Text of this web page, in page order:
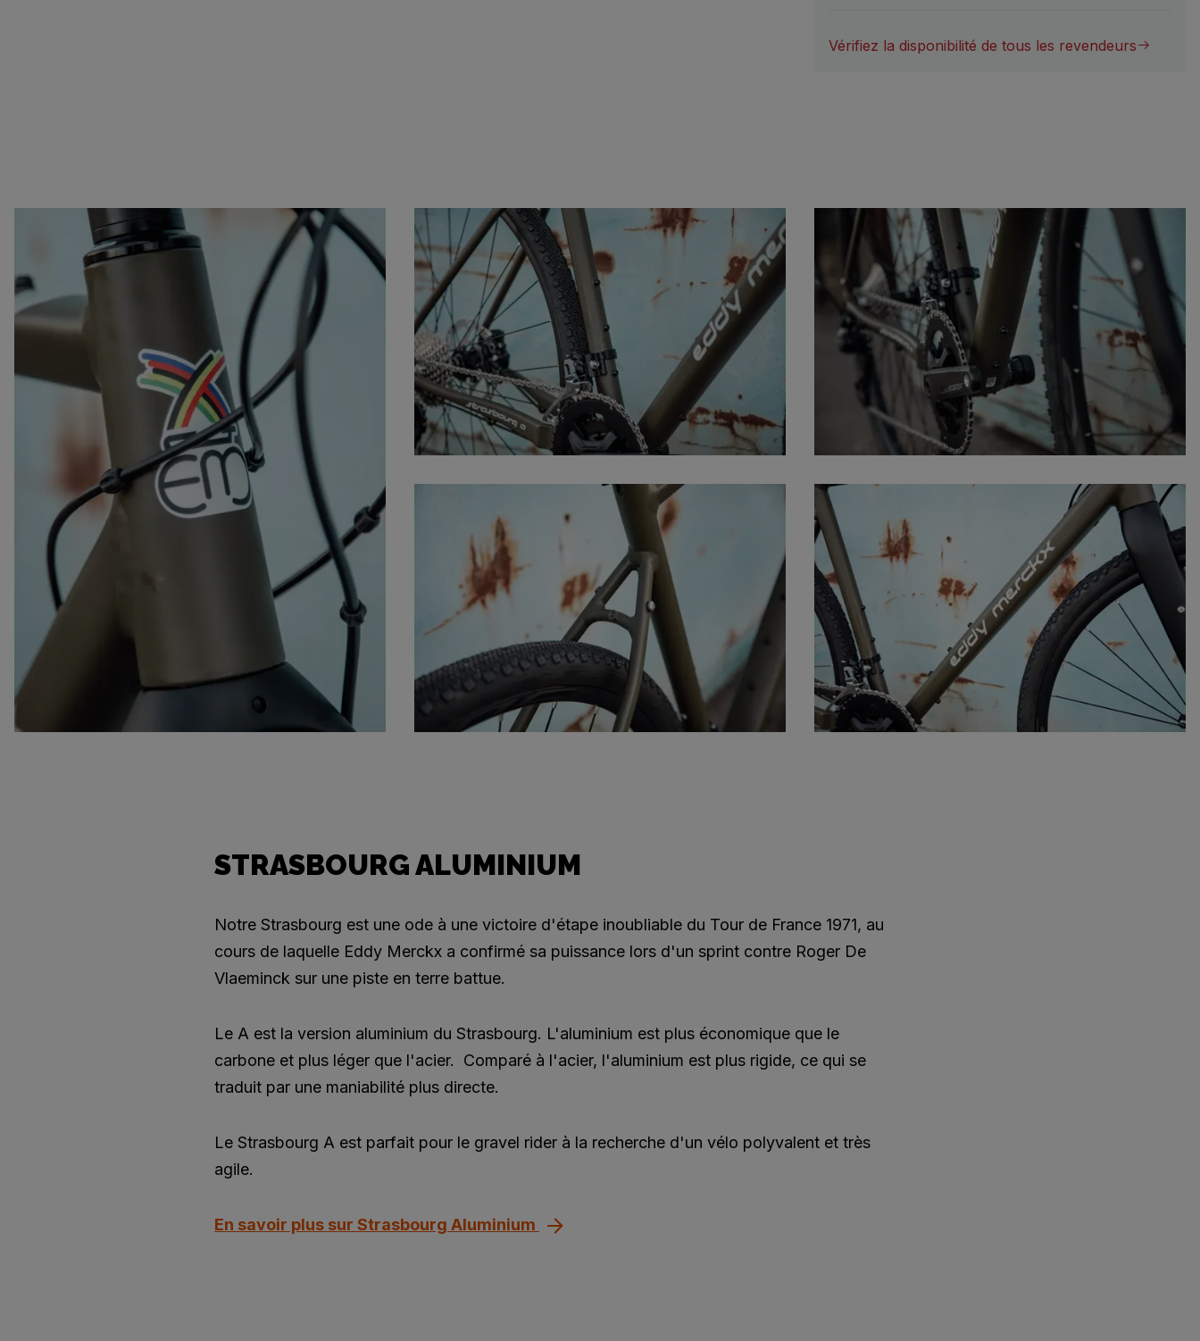
Vérifiez la disponibilité de tous les revendeurs
STRASBOURG ALUMINIUM
Notre Strasbourg est une ode à une victoire d'étape inoubliable du Tour de France 1971, au
cours de laquelle Eddy Merckx a confirmé sa puissance lors d'un sprint contre Roger De
Vlaeminck sur une piste en terre battue.
Le A est la version aluminium du Strasbourg. L'aluminium est plus économique que le
carbone et plus léger que l'acier. Comparé à l'acier, l'aluminium est plus rigide, ce qui se
traduit par une maniabilité plus directe.
Le Strasbourg A est parfait pour le gravel rider à la recherche d'un vélo polyvalent et très
agile.
En savoir plus sur Strasbourg Aluminium